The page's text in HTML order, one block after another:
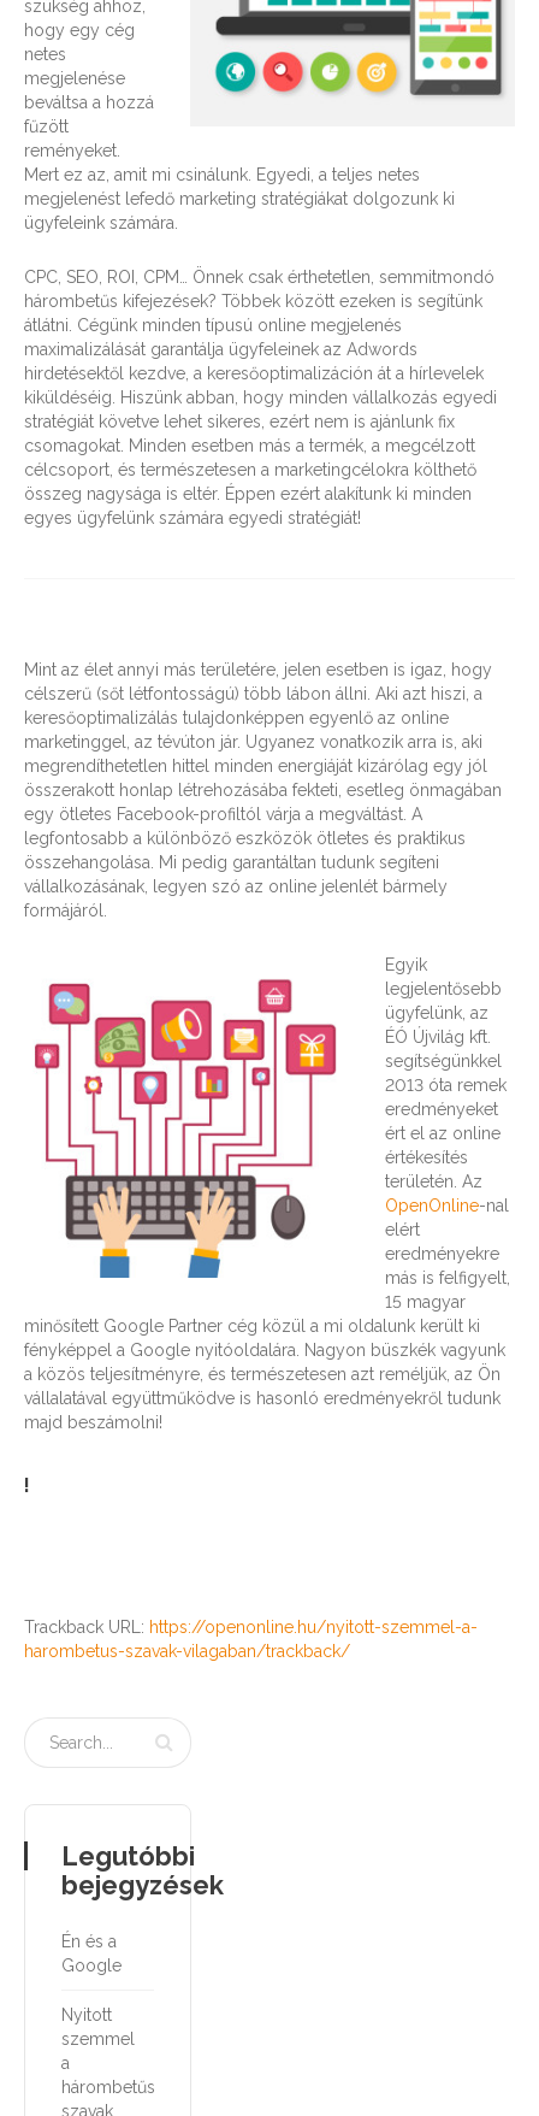
szükség ahhoz,
hogy egy cég
netes
megjelenése
beváltsa a hozzá
fűzött
reményeket.
Mert ez az, amit mi csinálunk. Egyedi, a teljes netes
megjelenést lefedő marketing stratégiákat dolgozunk ki
ügyfeleink számára.
CPC, SEO, ROI, CPM… Önnek csak érthetetlen, semmitmondó
hárombetűs kifejezések? Többek között ezeken is segítünk
átlátni. Cégünk minden típusú online megjelenés
maximalizálását garantálja ügyfeleinek az Adwords
hirdetésektől kezdve, a keresőoptimalizáción át a hírlevelek
kiküldéséig. Hiszünk abban, hogy minden vállalkozás egyedi
stratégiát követve lehet sikeres, ezért nem is ajánlunk fix
csomagokat. Minden esetben más a termék, a megcélzott
célcsoport, és természetesen a marketingcélokra költhető
összeg nagysága is eltér. Éppen ezért alakítunk ki minden
egyes ügyfelünk számára egyedi stratégiát!
Mint az élet annyi más területére, jelen esetben is igaz, hogy
célszerű (sőt létfontosságú) több lábon állni. Aki azt hiszi, a
keresőoptimalizálás tulajdonképpen egyenlő az online
marketinggel, az tévúton jár. Ugyanez vonatkozik arra is, aki
megrendíthetetlen hittel minden energiáját kizárólag egy jól
összerakott honlap létrehozásába fekteti, esetleg önmagában
egy ötletes Facebook-profiltól várja a megváltást. A
legfontosabb a különböző eszközök ötletes és praktikus
összehangolása. Mi pedig garantáltan tudunk segíteni
vállalkozásának, legyen szó az online jelenlét bármely
formájáról.
Egyik
legjelentősebb
ügyfelünk, az
ÉÓ Újvilág kft.
segítségünkkel
2013 óta remek
eredményeket
ért el az online
értékesítés
területén. Az
OpenOnline-nal
elért
eredményekre
más is felfigyelt,
15 magyar
minősített Google Partner cég közül a mi oldalunk került ki
fényképpel a Google nyitóoldalára. Nagyon büszkék vagyunk
a közös teljesítményre, és természetesen azt reméljük, az Ön
vállalatával együttműködve is hasonló eredményekről tudunk
majd beszámolni!
!
Trackback URL: https://openonline.hu/nyitott-szemmel-a-
harombetus-szavak-vilagaban/trackback/
Legutóbbi
bejegyzések
Én és a
Google
Nyitott
szemmel
a
hárombetűs
szavak